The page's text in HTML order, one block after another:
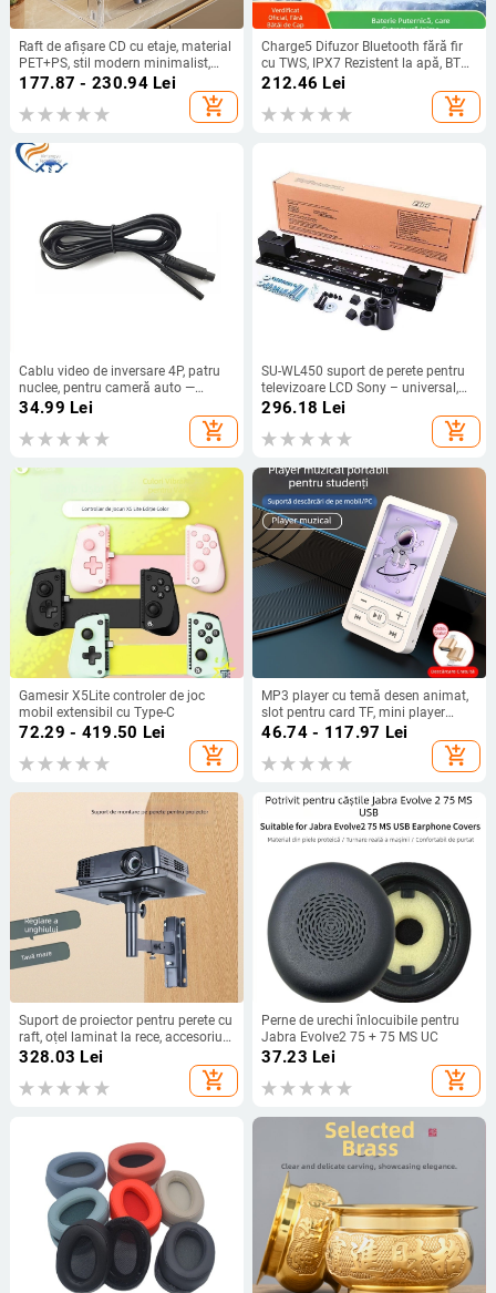
Raft de afișare CD cu etaje, material
PET+PS, stil modern minimalist,
brand Evesigar/isi home, model
multifuncțional
177.87 - 230.94Lei
add_shopping_cart
Charge5 Difuzor Bluetooth fără fir
cu TWS, IPX7 Rezistent la apă, BT
5.3, 10W, Baterie încorporată 1200–
212.46 Lei
add_shopping_cart
Cablu video de inversare 4P, patru
nuclee, pentru cameră auto —
extensie pentru vedere pe spate,
34.99 Lei
add_shopping_cart
SU-WL450 suport de perete pentru
televizoare LCD Sony – universal,
control mecanic, sarcină 15 kg
296.18 Lei
add_shopping_cart
Gamesir X5Lite controler de joc
mobil extensibil cu Type-C
72.29 - 419.50 Lei
add_shopping_cart
MP3 player cu temă desen animat,
slot pentru card TF, mini player
portabil de muzică, acoperire
46.74 - 117.97 Lei
add_shopping_cart
Suport de proiector pentru perete cu
raft, oțel laminat la rece, accesoriu
pentru polița TV
328.03 Lei
add_shopping_cart
Perne de urechi înlocuibile pentru
Jabra Evolve2 75 + 75 MS UC
37.23 Lei
add_shopping_cart